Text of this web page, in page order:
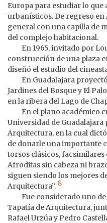
Europa para estudiar lo
urbanísticos. De regreso en
general con una capilla de
del complejo habitacional.
En 1965, invitado por
construcción de una plaza
diseñó el estudio del
En Guadalajara
Jardines del Bosque y El
en la ribera del Lago de
En el plano académico
Universidad de Guadalajara
Arquitectura, en la cual
de donarle una importante
torsos clásicos,
Afroditas sin cabeza ni
siguen siendo los mejores
Arquitectura”. 8
Fue considerado uno
Tapatía de Arquitectura,
Rafael Urzúa y Pedro